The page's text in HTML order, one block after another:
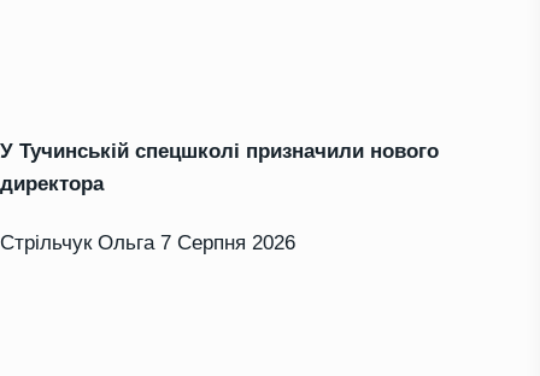
У Тучинській спецшколі призначили нового
директора
Стрільчук Ольга 7 Серпня 2026